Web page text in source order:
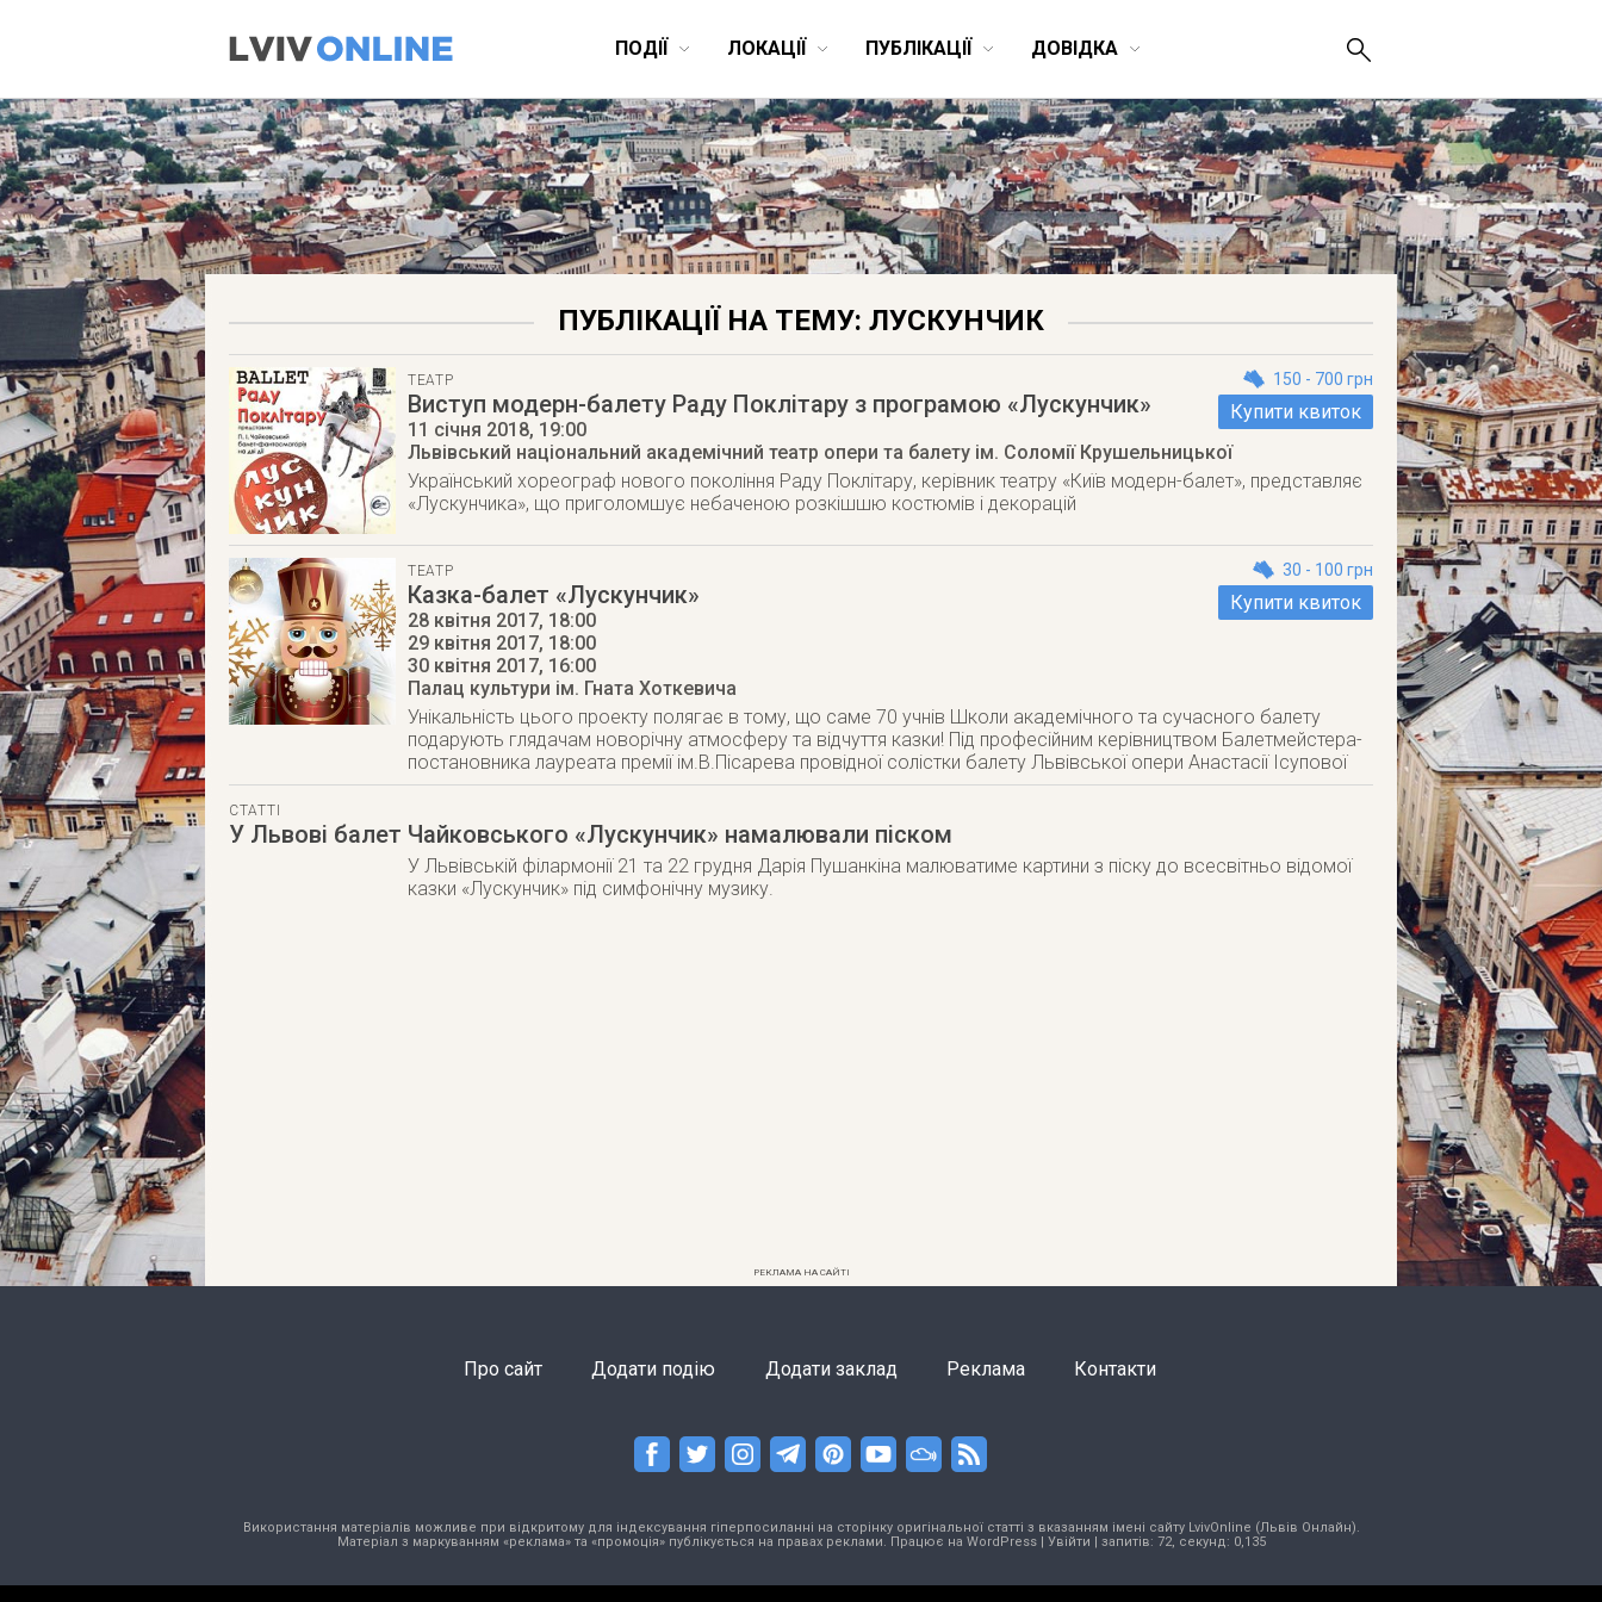
ПОДІЇ ЛОКАЦІЇ ПУБЛІКАЦІЇ ДОВІДКА
ПУБЛІКАЦІЇ НА ТЕМУ: ЛУСКУНЧИК
ТЕАТР 150 - 700 грн
Купити квиток
Виступ модерн-балету Раду Поклітару з програмою «Лускунчик»
11 січня 2018, 19:00
Львівський національний академічний театр опери та балету ім. Соломії Крушельницької
Український хореограф нового покоління Раду Поклітару, керівник театру «Київ модерн-балет», представляє
«Лускунчика», що приголомшує небаченою розкішшю костюмів і декорацій
ТЕАТР 30 - 100 грн
Купити квиток
Казка-балет «Лускунчик»
28 квітня 2017, 18:00
29 квітня 2017, 18:00
30 квітня 2017, 16:00
Палац культури ім. Гната Хоткевича
Унікальність цього проекту полягає в тому, що саме 70 учнів Школи академічного та сучасного балету
подарують глядачам новорічну атмосферу та відчуття казки! Під професійним керівництвом Балетмейстера-
постановника лауреата премії ім.В.Пісарева провідної солістки балету Львівської опери Анастасії Ісупової
СТАТТІ
У Львові балет Чайковського «Лускунчик» намалювали піском
У Львівській філармонії 21 та 22 грудня Дарія Пушанкіна малюватиме картини з піску до всесвітньо відомої
казки «Лускунчик» під симфонічну музику.
РЕКЛАМА НА САЙТІ
Про сайт Додати подію Додати заклад Реклама Контакти
Використання матеріалів можливе при відкритому для індексування гіперпосиланні на сторінку оригінальної статті з вказанням імені сайту LvivOnline (Львів Онлайн).
Матеріал з маркуванням «реклама» та «промоція» публікується на правах реклами. Працює на WordPress| Увійти | запитів: 72, секунд: 0,135